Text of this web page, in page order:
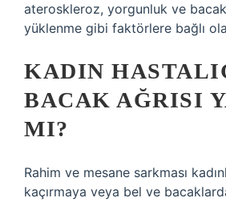
ateroskleroz, yorgunluk ve
yüklenme gibi faktörlere bağlı
KADIN
BACAK AĞRISI
MI?
Rahim ve mesane sarkması
kaçırmaya veya bel ve